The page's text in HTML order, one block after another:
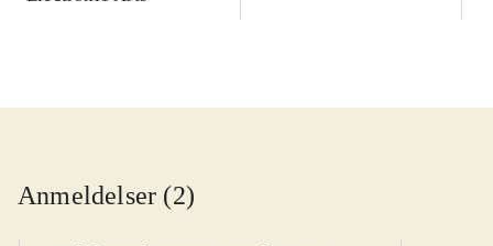
Anmeldelser (2)